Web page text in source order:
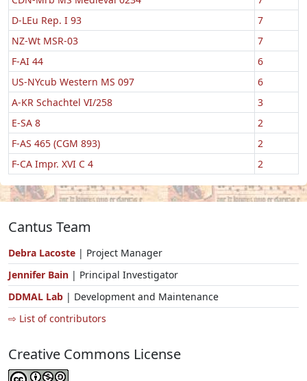
D-LEu Rep. I 93
7
NZ-Wt MSR-03
7
F-AI 44
6
US-NYcub Western MS 097
6
A-KR Schachtel VI/258
3
E-SA 8
2
F-AS 465 (CGM 893)
2
F-CA Impr. XVI C 4
2
Cantus Team
Debra Lacoste | Project Manager
Jennifer Bain | Principal Investigator
DDMAL Lab | Development and Maintenance
⇨ List of contributors
Creative Commons License